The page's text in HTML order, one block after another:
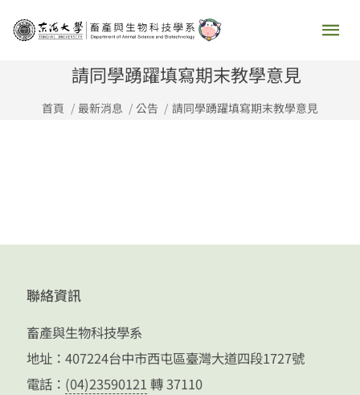
主
請同學踴躍填寫期末教學意見
首頁 最新消息 公告 請同學踴躍填寫期末教學意見
聯絡資訊
畜產與生物科技學系
地址：407224台中市西屯區臺灣大道四段1727號
電話： (04)23590121 轉 37110